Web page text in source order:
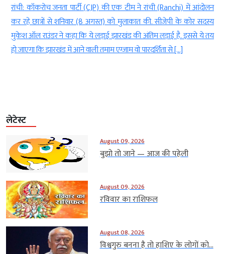
रांची: कॉकरोच जनता पार्टी (CJP) की एक टीम ने रांची (Ranchi) में आंदोलन
कर रहे छात्रों से शनिवार (8 अगस्त) को मुलाकात की. सीजेपी के कोर सदस्य
मुकेश ऑल राउंडर ने कहा कि ये लड़ाई झारखंड की अंतिम लड़ाई है. इससे ये तय
हो जाएगा कि झारखंड में आने वाली तमाम एग्जाम वो पारदर्शिता से […]
लेटेस्ट
August 09, 2026
बुझो तो जाने — आज की पहेली
August 09, 2026
रविवार का राशिफल
August 08, 2026
विश्वगुरु बनना है तो हाशिए के लोगों को...